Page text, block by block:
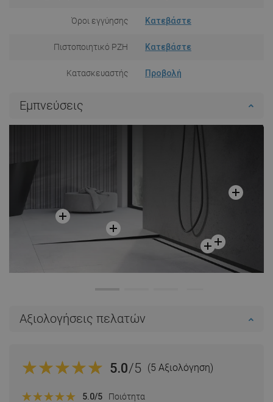
Όροι εγγύησης Κατεβάστε
Πιστοποιητικό PZH Κατεβάστε
Κατασκευαστής Προβολή
Εμπνεύσεις
Αξιολογήσεις πελατών
5.0/5 (5 Αξιολόγηση)
5.0/5 Ποιότητα